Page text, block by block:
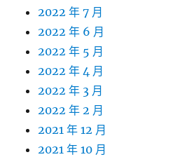
2022 年 7 月
2022 年 6 月
2022 年 5 月
2022 年 4 月
2022 年 3 月
2022 年 2 月
2021 年 12 月
2021 年 10 月